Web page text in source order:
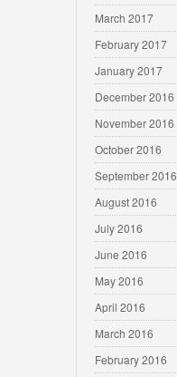
March 2017
February 2017
January 2017
December 2016
November 2016
October 2016
September 2016
August 2016
July 2016
June 2016
May 2016
April 2016
March 2016
February 2016